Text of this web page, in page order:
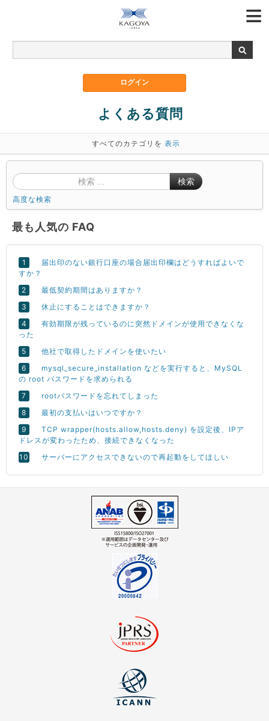
よくある質問
すべてのカテゴリを 表示
検索
高度な検索
最も人気の FAQ
届出印のない銀行口座の場合届出印欄はどうすればよいで
すか？
最低契約期間はありますか？
休止にすることはできますか？
有効期限が残っているのに突然ドメインが使用できなくな
った
他社で取得したドメインを使いたい
mysql_secure_installation などを実行すると、MySQL
の root パスワードを求められる
rootパスワードを忘れてしまった
最初の支払いはいつですか？
TCP wrapper(hosts.allow,hosts.deny) を設定後、IPア
ドレスが変わったため、接続できなくなった
サーバーにアクセスできないので再起動をしてほしい